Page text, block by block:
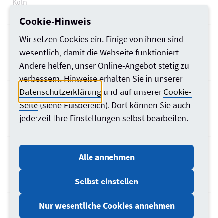
Köln
Benecke, Heiko
Rösrath
Bewertung von bebauten und unbebauten Grundstücken
Berchem, Sabine
45355
Essen
Bewertung von bebauten und unbebauten Grundstücken
Berhausen, Dirk
Köln
Bewertung von bebauten und unbebauten Grundstücken
Bermes, Heike
58644
Cookie-Hinweis
Wir setzen Cookies ein. Einige von ihnen sind
wesentlich, damit die Webseite funktioniert.
Andere helfen, unser Online-Angebot stetig zu
verbessern. Hinweise erhalten Sie in unserer
Datenschutzerklärung und auf unsererCookie-
Seite(siehe Fußbereich). Dort können Sie auch
jederzeit Ihre Einstellungen selbst bearbeiten.
Alle annehmen
Selbst einstellen
Nur wesentliche Cookies annehmen